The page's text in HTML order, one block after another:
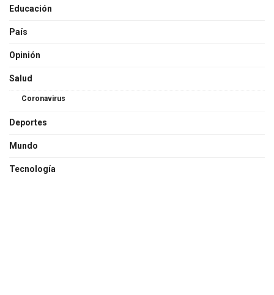
Educación
País
Opinión
Salud
Coronavirus
Deportes
Mundo
Tecnología